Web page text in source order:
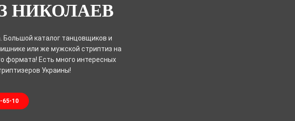
НИКОЛАЕВ
Большой каталог танцовщиков и
или же мужской стриптиз на
формата! Есть много интересных
Украины!
10